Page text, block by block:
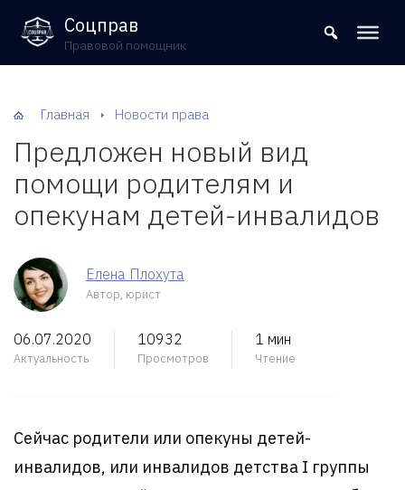
8 (800) 302-09-37
Соцправ
Правовой помощник
Главная Новости права
Предложен новый вид
помощи родителям и
опекунам детей-инвалидов
Елена Плохута
Автор, юрист
06.07.2020
Актуальность
10932
Просмотров
1 мин
Чтение
Сейчас родители или опекуны детей-
инвалидов, или инвалидов детства I группы